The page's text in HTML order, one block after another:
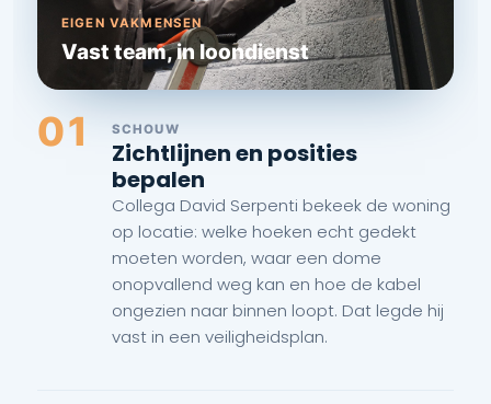
EIGEN VAKMENSEN
Vast team, in loondienst
01 SCHOUW
Zichtlijnen en posities
bepalen
Collega David Serpenti bekeek de woning
op locatie: welke hoeken echt gedekt
moeten worden, waar een dome
onopvallend weg kan en hoe de kabel
ongezien naar binnen loopt. Dat legde hij
vast in een veiligheidsplan.